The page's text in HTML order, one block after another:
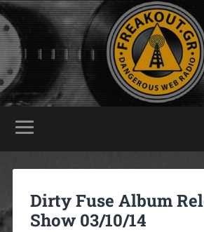
Dirty Fuse Album
Show 03/10/14